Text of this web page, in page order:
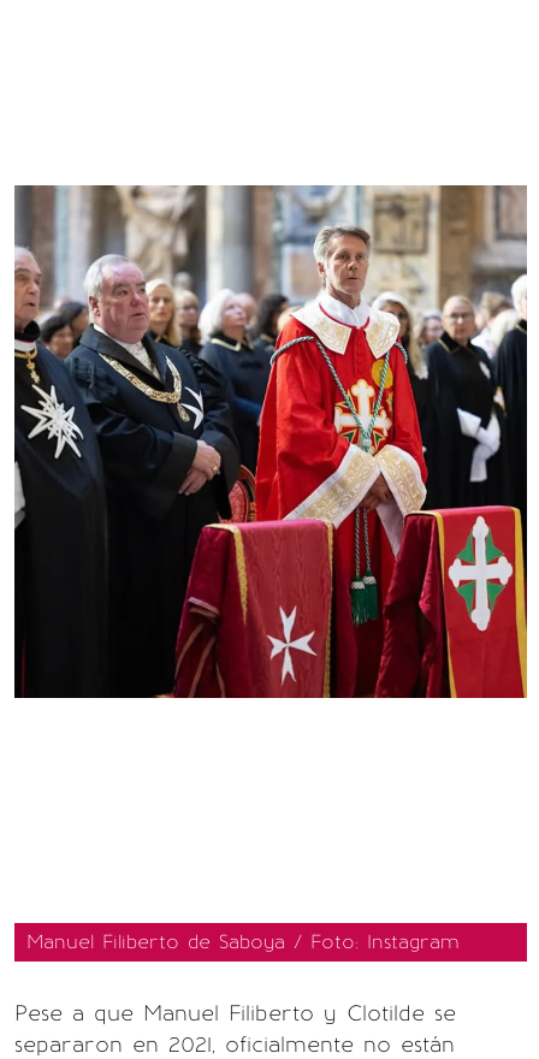
Manuel Filiberto de Saboya / Foto: Instagram
Pese a que Manuel Filiberto y Clotilde se
separaron en 2021, oficialmente no están